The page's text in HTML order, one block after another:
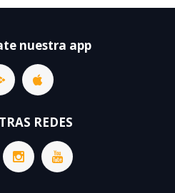
nuestra app
REDES